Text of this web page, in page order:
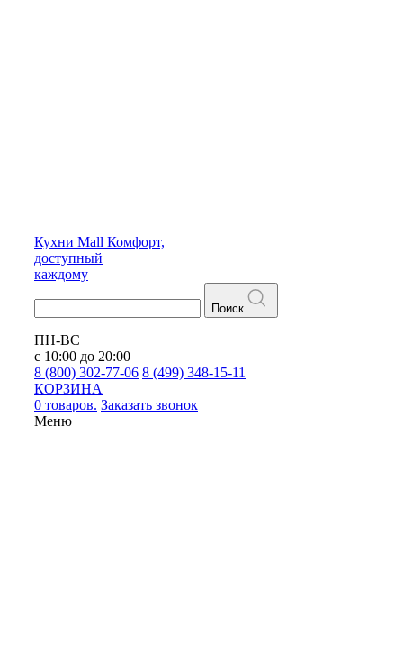
Кухни Mall Комфорт,
доступный
каждому
Поиск
ПН-ВС
с 10:00 до 20:00
8 (800) 302-77-06 8 (499) 348-15-11
КОРЗИНА
0 товаров. Заказать звонок
Меню